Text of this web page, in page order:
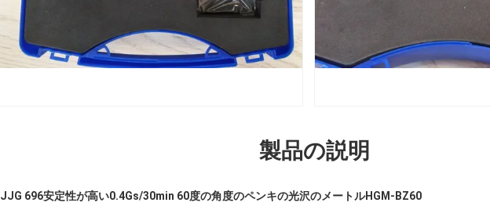
製品の説明
JJG 696安定性が高い0.4Gs/30min 60度の角度のペンキの光沢のメートルHGM-BZ60